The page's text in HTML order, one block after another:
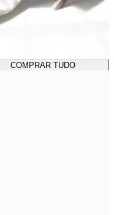
COMPRAR TUDO